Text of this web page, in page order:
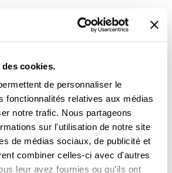
cookies.
de personnaliser le
fonctionnalités relatives aux médias
notre trafic. Nous partageons
sur l'utilisation de notre site
de médias sociaux, de publicité et
combiner celles-ci avec d'autres
leur avez fournies ou qu'ils ont
Je fais un don